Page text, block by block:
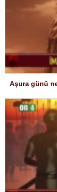
Aşura günü